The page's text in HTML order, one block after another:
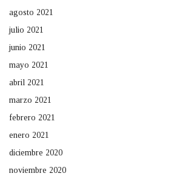
agosto 2021
julio 2021
junio 2021
mayo 2021
abril 2021
marzo 2021
febrero 2021
enero 2021
diciembre 2020
noviembre 2020